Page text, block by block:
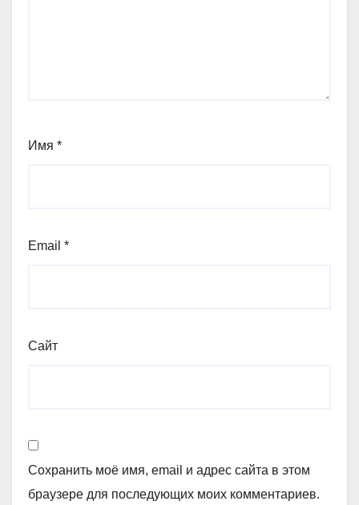
Имя *
Email *
Сайт
Сохранить моё имя, email и адрес сайта в этом
браузере для последующих моих комментариев.